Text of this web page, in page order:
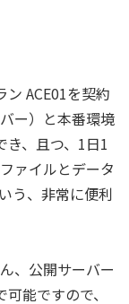
ン ACE01を契約
ー）と本番環境
き、且つ、1日1
ァイルとデータ
う、非常に便利
、公開サーバー
能ですので、